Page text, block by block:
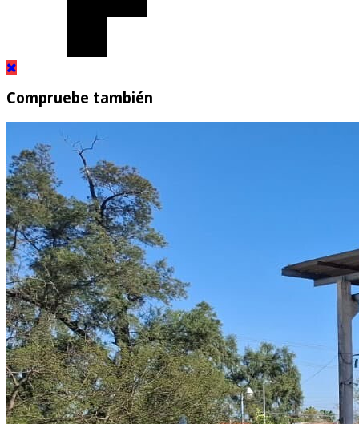
Compruebe también